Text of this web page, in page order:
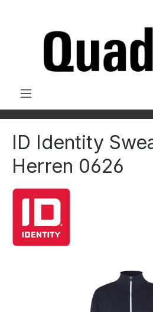
ID Identity
Herren 0626
Bildergalerie überspringen